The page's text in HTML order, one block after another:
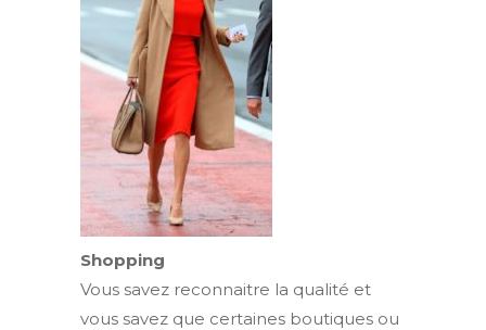
Shopping
Vous savez reconnaitre la qualité et
vous savez que certaines boutiques ou